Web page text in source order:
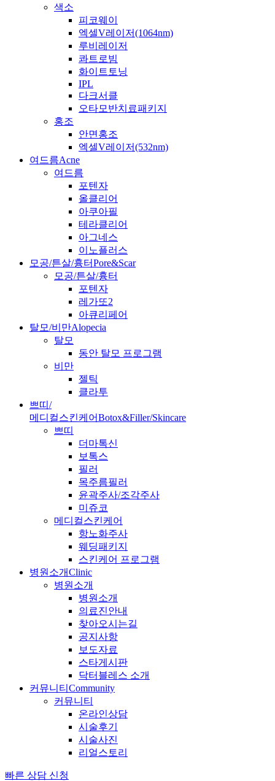
색소
피코웨이
엑셀V레이저(1064nm)
루비레이저
콰트로빔
화이트토닝
IPL
다크서클
오타모반치료패키지
홍조
안면홍조
엑셀V레이저(532nm)
여드름Acne
여드름
포텐자
올클리어
아쿠아필
테라클리어
아그네스
이노플러스
모공/튼살/흉터Pore&Scar
모공/튼살/흉터
포텐자
레가또2
아큐리페어
탈모/비만Alopecia
탈모
동안 탈모 프로그램
비만
젤틱
클라투
쁘띠/
메디컬스킨케어Botox&Filler/Skincare
쁘띠
더마톡신
보톡스
필러
목주름필러
윤곽주사/조각주사
미쥬코
메디컬스킨케어
항노화주사
웨딩패키지
스킨케어 프로그램
병원소개Clinic
병원소개
병원소개
의료진안내
찾아오시는길
공지사항
보도자료
스타게시판
닥터블레스 소개
커뮤니티 Community
커뮤니티
온라인상담
시술후기
시술사진
리얼스토리
빠른 상담 신청